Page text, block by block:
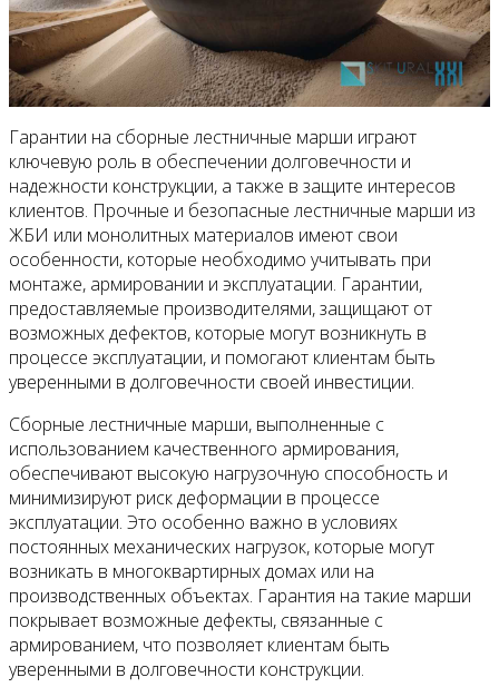
Гарантии на сборные лестничные марши играют
ключевую роль в обеспечении долговечности и
надежности конструкции, а также в защите интересов
клиентов. Прочные и безопасные лестничные марши из
ЖБИ или монолитных материалов имеют свои
особенности, которые необходимо учитывать при
монтаже, армировании и эксплуатации. Гарантии,
предоставляемые производителями, защищают от
возможных дефектов, которые могут возникнуть в
процессе эксплуатации, и помогают клиентам быть
уверенными в долговечности своей инвестиции.
Сборные лестничные марши, выполненные с
использованием качественного армирования,
обеспечивают высокую нагрузочную способность и
минимизируют риск деформации в процессе
эксплуатации. Это особенно важно в условиях
постоянных механических нагрузок, которые могут
возникать в многоквартирных домах или на
производственных объектах. Гарантия на такие марши
покрывает возможные дефекты, связанные с
армированием, что позволяет клиентам быть
уверенными в долговечности конструкции.